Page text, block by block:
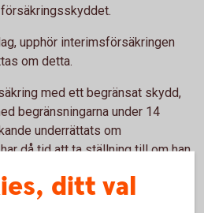
upphör interimsförsäkringen
om detta.
med ett begränsat skydd,
begränsningarna under 14
underrättats om
då tid att ta ställning till om han
hända.
ditt val